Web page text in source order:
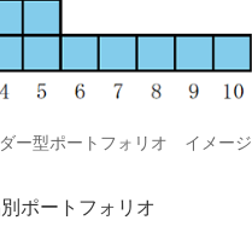
ー型ポートフォリオ イメージ
ポートフォリオ